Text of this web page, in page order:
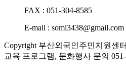
FAX : 051-304-8585
E-mail : somi3438@gmail.com
Copyright 부산외국인주민지원센
교육 프로그램, 문화행사 문의